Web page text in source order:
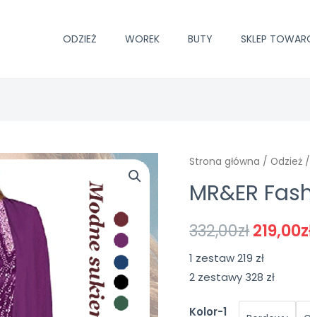
ODZIEŻ WOREK BUTY SKLEP
Strona główna /Odzież
MR&ER
332,00zł219,00
1 zestaw 219 zł
2 zestawy 328 zł
Kolor-1